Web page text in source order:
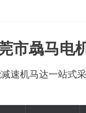
市骉马电
速机马达一站式